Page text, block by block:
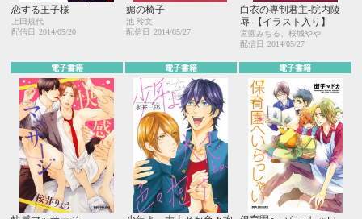
恋する王子様
上田規代
配信日 2014/05/20
媚の椅子
池 玲文
配信日 2014/05/27
白衣の専制君主‐院内陵
辱‐【イラスト入り】
宮園みちる、桜城やや
配信日 2014/05/27
電子書籍 電子書籍 電子書籍